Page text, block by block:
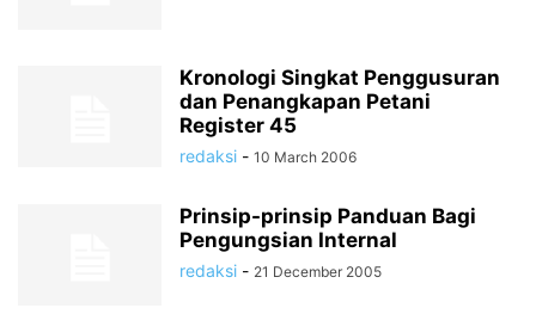
Kronologi Singkat Penggusuran
dan Penangkapan Petani
Register 45
redaksi - 10 March 2006
Prinsip-prinsip Panduan Bagi
Pengungsian Internal
redaksi - 21 December 2005